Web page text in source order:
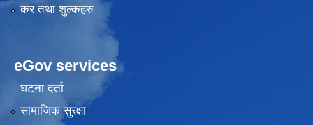
कर तथा शुल्कहरु
eGov services
घटना दर्ता
सामाजिक सुरक्षा